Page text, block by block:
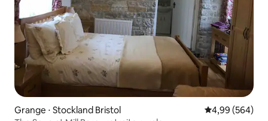
Grange ⋅ Stockland Bristol Évaluation
4,99 (564)